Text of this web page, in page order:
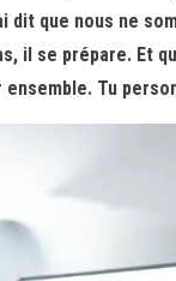
que nous ne
il se prépare. Et
Tu